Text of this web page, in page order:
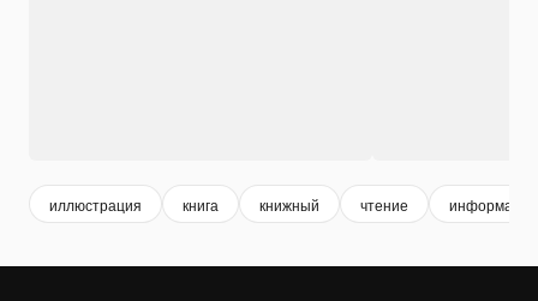
иллюстрация книга книжный чтение информация